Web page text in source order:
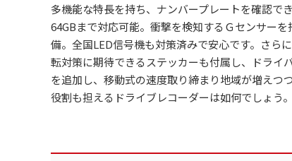
多機能な特長を持ち、ナンバープレートを確認で
64GBまで対応可能。衝撃を検知するＧセンサー
備。全国LED信号機も対策済みで安心です。さら
転対策に期待できるステッカーも付属し、ドラ
を追加し、移動式の速度取り締まり地域が増えつ
役割も担えるドライブレコーダーは如何でしょう。